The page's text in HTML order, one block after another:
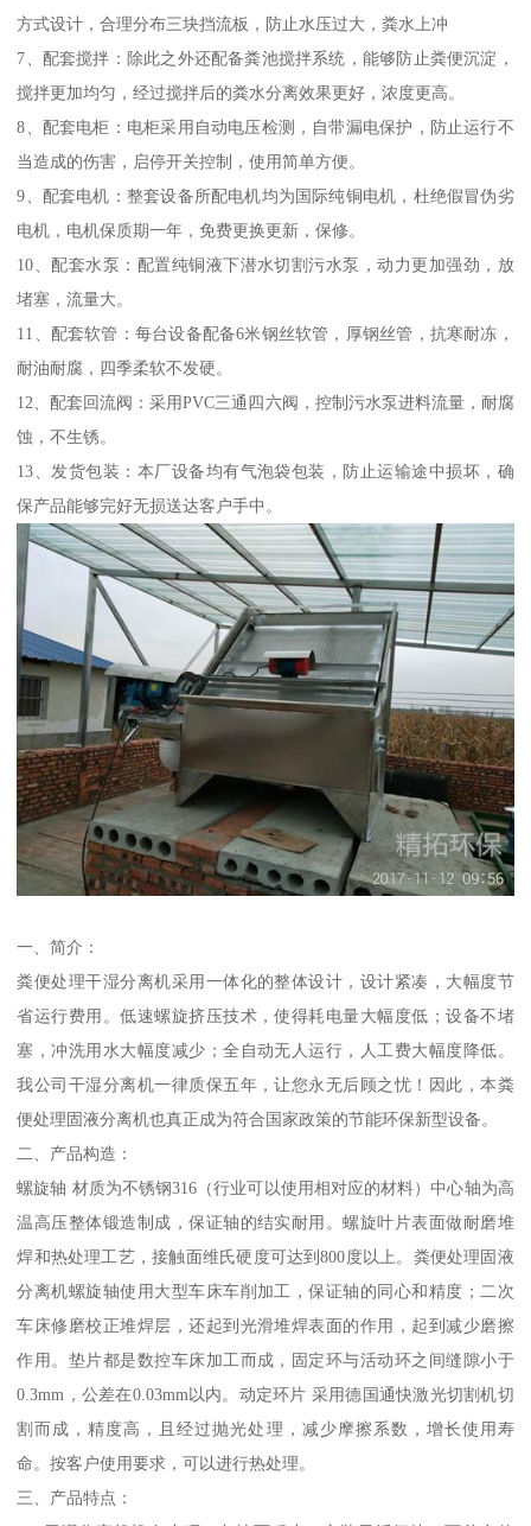
方式设计，合理分布三块挡流板，防止水压过大，粪水上冲
7、配套搅拌：除此之外还配备粪池搅拌系统，能够防止粪便沉淀，
搅拌更加均匀，经过搅拌后的粪水分离效果更好，浓度更高。
8、配套电柜：电柜采用自动电压检测，自带漏电保护，防止运行不
当造成的伤害，启停开关控制，使用简单方便。
9、配套电机：整套设备所配电机均为国际纯铜电机，杜绝假冒伪劣
电机，电机保质期一年，免费更换更新，保修。
10、配套水泵：配置纯铜液下潜水切割污水泵，动力更加强劲，放
堵塞，流量大。
11、配套软管：每台设备配备6米钢丝软管，厚钢丝管，抗寒耐冻，
耐油耐腐，四季柔软不发硬。
12、配套回流阀：采用PVC三通四六阀，控制污水泵进料流量，耐腐
蚀，不生锈。
13、发货包装：本厂设备均有气泡袋包装，防止运输途中损坏，确
保产品能够完好无损送达客户手中。
一、简介：
粪便处理干湿分离机采用一体化的整体设计，设计紧凑，大幅度节
省运行费用。低速螺旋挤压技术，使得耗电量大幅度低；设备不堵
塞，冲洗用水大幅度减少；全自动无人运行，人工费大幅度降低。
我公司干湿分离机一律质保五年，让您永无后顾之忧！因此，本粪
便处理固液分离机也真正成为符合国家政策的节能环保新型设备。
二、产品构造：
螺旋轴 材质为不锈钢316（行业可以使用相对应的材料）中心轴为高
温高压整体锻造制成，保证轴的结实耐用。螺旋叶片表面做耐磨堆
焊和热处理工艺，接触面维氏硬度可达到800度以上。粪便处理固液
分离机螺旋轴使用大型车床车削加工，保证轴的同心和精度；二次
车床修磨校正堆焊层，还起到光滑堆焊表面的作用，起到减少磨擦
作用。垫片都是数控车床加工而成，固定环与活动环之间缝隙小于
0.3mm，公差在0.03mm以内。动定环片 采用德国通快激光切割机切
割而成，精度高，且经过抛光处理，减少摩擦系数，增长使用寿
命。按客户使用要求，可以进行热处理。
三、产品特点：